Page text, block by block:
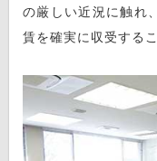
の厳しい近況に触れ
賃を確実に収受する